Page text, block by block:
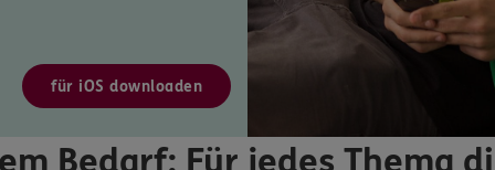
für iOS downloaden